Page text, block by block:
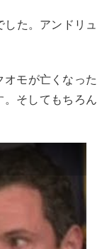
た。アンドリュ
モが亡くなった
そしてもちろん